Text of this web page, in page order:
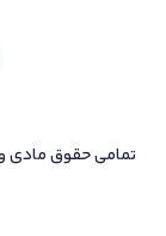
تمامی حقوق مادی